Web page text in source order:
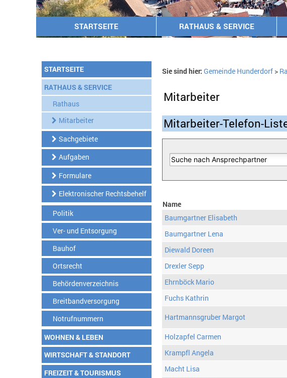
STARTSEITE RATHAUS & SERVICE
STARTSEITE
RATHAUS & SERVICE
Rathaus
Mitarbeiter
Sachgebiete
Aufgaben
Formulare
Elektronischer Rechtsbehelf
Politik
Ver- und Entsorgung
Bauhof
Ortsrecht
Behördenverzeichnis
Breitbandversorgung
Notrufnummern
WOHNEN & LEBEN
WIRTSCHAFT & STANDORT
FREIZEIT & TOURISMUS
Sie sind hier: Gemeinde Hunderdorf>
Mitarbeiter
Mitarbeiter-Telefon-
Name
Baumgartner Elisabeth
Baumgartner Lena
Diewald Doreen
Drexler Sepp
Ehrnböck Mario
Fuchs Kathrin
Hartmannsgruber Margot
Holzapfel Carmen
Krampfl Angela
Macht Lisa